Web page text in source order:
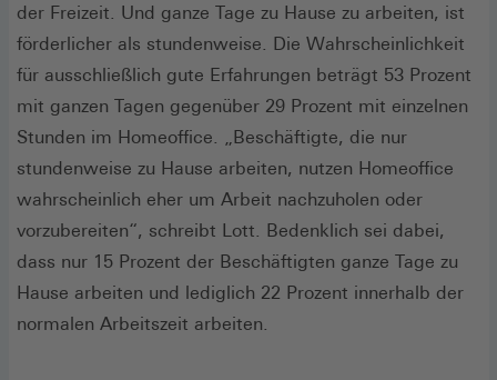
der Freizeit. Und ganze Tage zu Hause zu arbeiten, ist
förderlicher als stundenweise. Die Wahrscheinlichkeit
für ausschließlich gute Erfahrungen beträgt 53 Prozent
mit ganzen Tagen gegenüber 29 Prozent mit einzelnen
Stunden im Homeoffice. „Beschäftigte, die nur
stundenweise zu Hause arbeiten, nutzen Homeoffice
wahrscheinlich eher um Arbeit nachzuholen oder
vorzubereiten“, schreibt Lott. Bedenklich sei dabei,
dass nur 15 Prozent der Beschäftigten ganze Tage zu
Hause arbeiten und lediglich 22 Prozent innerhalb der
normalen Arbeitszeit arbeiten.